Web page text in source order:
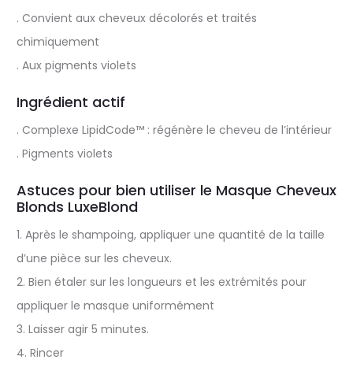
. Convient aux cheveux décolorés et traités
chimiquement
. Aux pigments violets
Ingrédient actif
. Complexe LipidCode™ : régénère le cheveu de l’intérieur
. Pigments violets
Astuces pour bien utiliser le Masque Cheveux
Blonds LuxeBlond
1. Après le shampoing, appliquer une quantité de la taille
d’une pièce sur les cheveux.
2. Bien étaler sur les longueurs et les extrémités pour
appliquer le masque uniformément
3. Laisser agir 5 minutes.
4. Rincer